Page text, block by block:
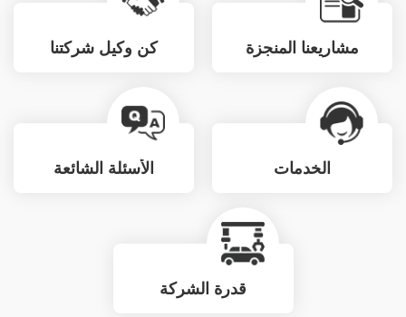
مشاريعنا المنجزة كن وكيل شركتنا
الخدمات الأسئلة الشائعة
قدرة الشركة